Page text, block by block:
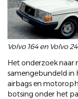
Volvo 164 en Volvo
Het onderzoek naar
samengebundeld in
airbags en
botsing onder het